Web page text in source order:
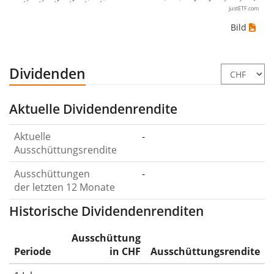
justETF.com
Bild
Dividenden
Aktuelle Dividendenrendite
Aktuelle
Ausschüttungsrendite
-
Ausschüttungen
der letzten 12 Monate
-
Historische Dividendenrenditen
Periode
Ausschüttung
in CHF
Ausschüttungsrendite